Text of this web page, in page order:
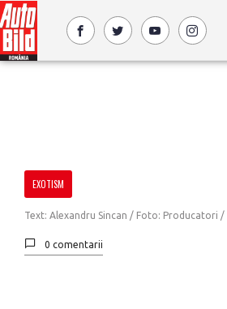
EXOTISM
Text: Alexandru Sincan / Foto: Producatori /
0 comentarii